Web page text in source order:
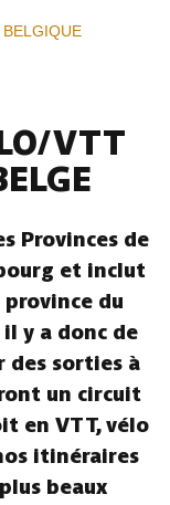
VTT
Provinces de
et inclut
du
il y a donc de
des sorties à
un circuit
en VTT, vélo
itinéraires
beaux